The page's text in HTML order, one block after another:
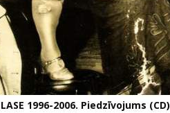
1996-2006. Piedzīvojums (CD)